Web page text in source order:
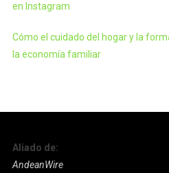
en Instagram
Cómo el cuidado del hogar y la
la economía familiar
Aliado de:
AndeanWire